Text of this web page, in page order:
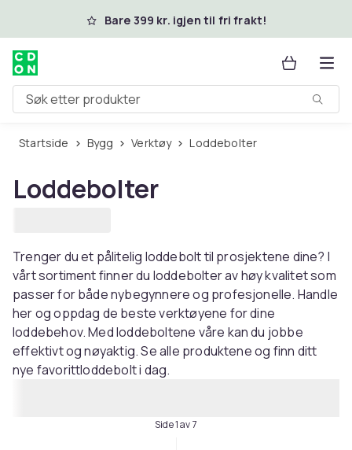
Hopp til hovedinnholdBare 399 kr. igjen til fri frakt!
Søk etter produkter
Startside Bygg Verktøy Loddebolter
Loddebolter
Trenger du et pålitelig loddebolt til prosjektene dine? I
vårt sortiment finner du loddebolter av høy kvalitet som
passer for både nybegynnere og profesjonelle. Handle
her og oppdag de beste verktøyene for dine
loddebehov. Med loddeboltene våre kan du jobbe
effektivt og nøyaktig. Se alle produktene og finn ditt
nye favorittloddebolt i dag.
Side 1 av 7